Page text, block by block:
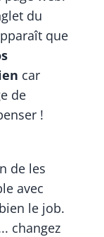
du
que
car
de
!
de les
avec
le job.
changez